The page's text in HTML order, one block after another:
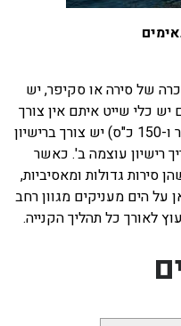
של סירה או סקיפר, יש
כלי שייט איתם אין צורך
ברישיון, אך לסירות קטנות (עד 7 מטר ו-150 כ"ס) יש צורך ברישיון
רישיון עוצמה ב'. כאשר
סירות גדולות ומאסיביות,
על הים מעניקים מגוון רחב
לאורך כל תהליך הקנייה.